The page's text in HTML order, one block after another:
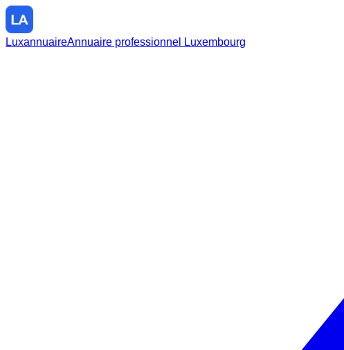
LuxannuaireAnnuaire professionnel Luxembourg